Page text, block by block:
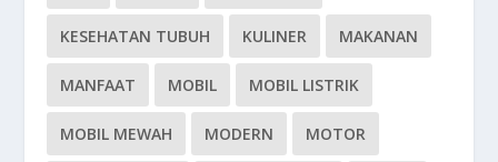
KESEHATAN TUBUH KULINER MAKANAN
MANFAAT MOBIL MOBIL LISTRIK
MOBIL MEWAH MODERN MOTOR